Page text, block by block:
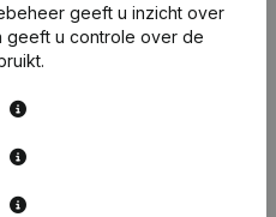
Vanesse
Benoemingen
geeft u inzicht over
geeft u controle over de